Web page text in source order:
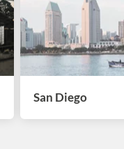
San Diego